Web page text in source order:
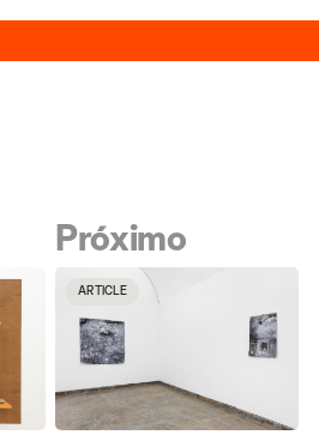
Próximo
ARTICLE